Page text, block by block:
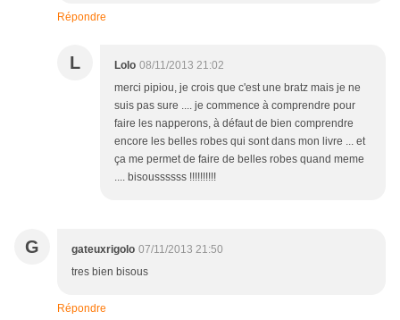
Répondre
L Lolo 08/11/2013 21:02
merci pipiou, je crois que c'est une bratz mais je ne
suis pas sure .... je commence à comprendre pour
faire les napperons, à défaut de bien comprendre
encore les belles robes qui sont dans mon livre ... et
ça me permet de faire de belles robes quand meme
.... bisoussssss !!!!!!!!!!
G gateuxrigolo 07/11/2013 21:50
tres bien bisous
Répondre